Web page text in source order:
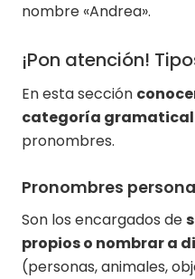
nombre «Andrea».
¡Pon atención!
En esta sección
categoría gramatical
pronombres.
Pronombres
Son los encargados de
propios o nombrar a
(personas, animales,